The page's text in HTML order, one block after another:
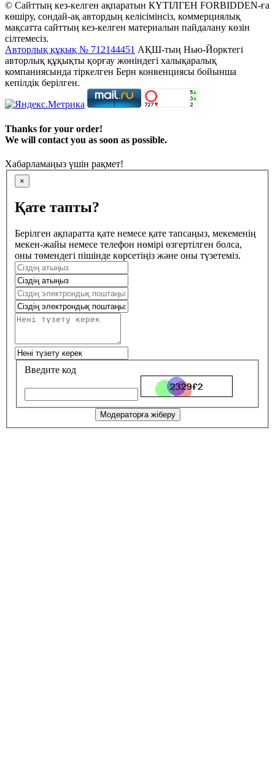
© Сайттың кез-келген ақпаратын КҮТІЛГЕН FORBIDDEN-ға
көшіру, сондай-ақ автордың келісімінсіз, коммерциялық
мақсатта сайттың кез-келген материалын пайдалану көзін
сілтемесіз.
Авторлық құқық № 712144451 АҚШ-тың Нью-Йорктегі
авторлық құқықты қорғау жөніндегі халықаралық
компаниясында тіркелген Берн конвенциясы бойынша
кепілдік берілген.
Thanks for your order!
We will contact you as soon as possible.
Хабарламаңыз үшін рақмет!
×
Қате тапты?
Берілген ақпаратта қате немесе қате тапсаңыз, мекеменің
мекен-жайы немесе телефон нөмірі өзгертілген болса,
оны төмендегі пішінде көрсетіңіз және оны түзетеміз.
Введите код
Модераторға жіберу